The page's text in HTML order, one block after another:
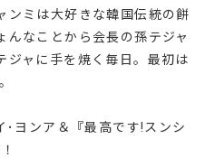
ンミは大好きな韓国伝統の餅
んなことから会長の孫テジャ
ジャに手を焼く毎日。最初は
ヨンア＆『最高です!スンシ